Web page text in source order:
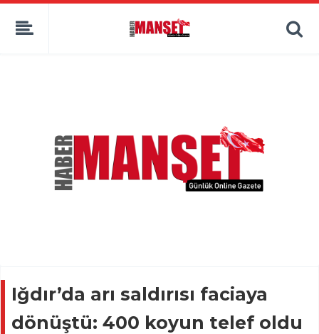
Iğdır’da arı saldırısı faciaya
dönüştü: 400 koyun telef oldu